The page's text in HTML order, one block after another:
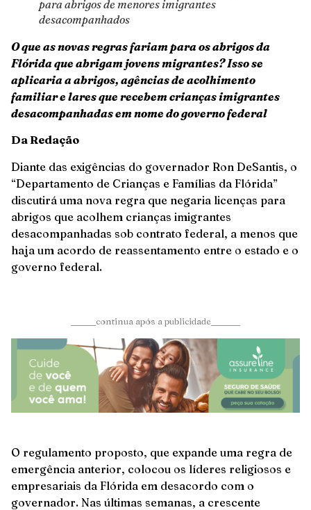
para abrigos de menores imigrantes
desacompanhados
O que as novas regras fariam para os abrigos da
Flórida que abrigam jovens migrantes? Isso se
aplicaria a abrigos, agências de acolhimento
familiar e lares que recebem crianças imigrantes
desacompanhadas em nome do governo federal
Da Redação
Diante das exigências do governador Ron DeSantis, o
“Departamento de Crianças e Famílias da Flórida”
discutirá uma nova regra que negaria licenças para
abrigos que acolhem crianças imigrantes
desacompanhadas sob contrato federal, a menos que
haja um acordo de reassentamento entre o estado e o
governo federal.
______continua após a publicidade_______
O regulamento proposto, que expande uma regra de
emergência anterior, colocou os líderes religiosos e
empresariais da Flórida em desacordo com o
governador. Nas últimas semanas, a crescente